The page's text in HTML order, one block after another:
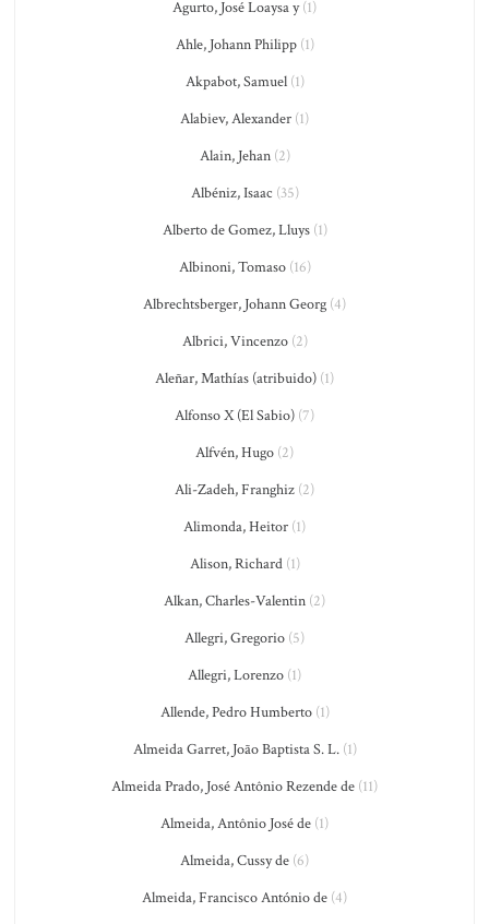
Agurto, José Loaysa y(1)
Ahle, Johann Philipp(1)
Akpabot, Samuel(1)
Alabiev, Alexander (1)
Alain, Jehan(2)
Albéniz, Isaac (35)
Alberto de Gomez, Lluys(1)
Albinoni, Tomaso(16)
Albrechtsberger, Johann Georg (4)
Albrici, Vincenzo(2)
Aleñar, Mathías (atribuido) (1)
Alfonso X (El Sabio) (7)
Alfvén, Hugo (2)
Ali-Zadeh, Franghiz (2)
Alimonda, Heitor (1)
Alison, Richard(1)
Alkan, Charles-Valentin (2)
Allegri, Gregorio (5)
Allegri, Lorenzo (1)
Allende, Pedro Humberto(1)
Almeida Garret, João Baptista S. L.(1)
Almeida Prado, José Antônio Rezende de (11)
Almeida, Antônio José de (1)
Almeida, Cussy de (6)
Almeida, Francisco António de (4)